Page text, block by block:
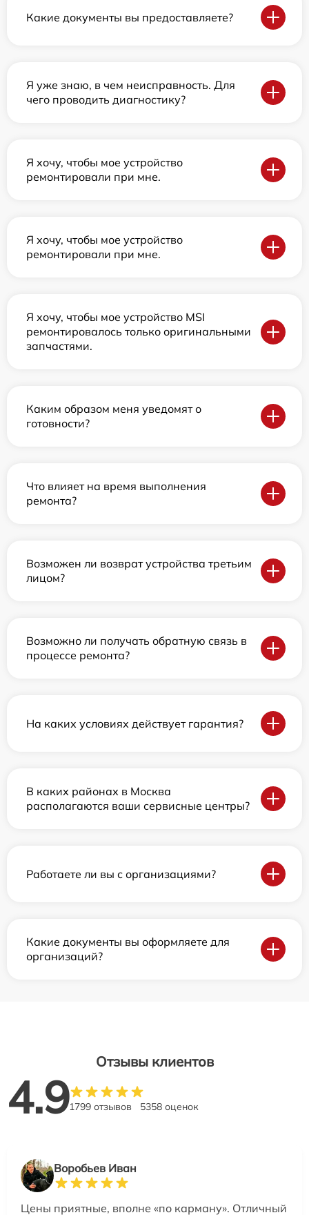
Какие документы вы предоставляете?
Я уже знаю, в чем неисправность. Для
чего проводить диагностику?
Я хочу, чтобы мое устройство
ремонтировали при мне.
Я хочу, чтобы мое устройство
ремонтировали при мне.
Я хочу, чтобы мое устройство MSI
ремонтировалось только оригинальными
запчастями.
Каким образом меня уведомят о
готовности?
Что влияет на время выполнения
ремонта?
Возможен ли возврат устройства третьим
лицом?
Возможно ли получать обратную связь в
процессе ремонта?
На каких условиях действует гарантия?
В каких районах в Москва
располагаются ваши сервисные центры?
Работаете ли вы с организациями?
Какие документы вы оформляете для
организаций?
Отзывы клиентов
4.91799 отзывов 5358 оценок
Воробьев Иван
Цены приятные, вполне «по карману». Отличный